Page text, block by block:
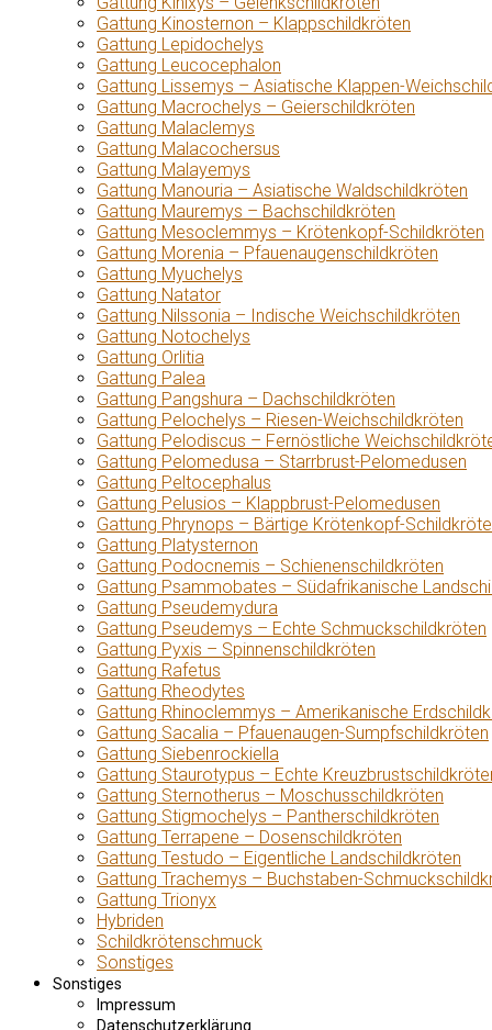
Gattung Kinosternon – Klappschildkröten
Gattung Lepidochelys
Gattung Leucocephalon
Gattung Lissemys – Asiatische Klappen-
Gattung Macrochelys – Geierschildkröten
Gattung Malaclemys
Gattung Malacochersus
Gattung Malayemys
Gattung Manouria – Asiatische Waldschildkröten
Gattung Mauremys – Bachschildkröten
Gattung Mesoclemmys – Krötenkopf-Schildkröten
Gattung Morenia – Pfauenaugenschildkröten
Gattung Myuchelys
Gattung Natator
Gattung Nilssonia – Indische Weichschildkröten
Gattung Notochelys
Gattung Orlitia
Gattung Palea
Gattung Pangshura – Dachschildkröten
Gattung Pelochelys – Riesen-Weichschildkröten
Gattung Pelodiscus – Fernöstliche
Gattung Pelomedusa – Starrbrust-Pelomedusen
Gattung Peltocephalus
Gattung Pelusios – Klappbrust-Pelomedusen
Gattung Phrynops – Bärtige Krötenkopf-
Gattung Platysternon
Gattung Podocnemis – Schienenschildkröten
Gattung Psammobates – Südafrikanische
Gattung Pseudemydura
Gattung Pseudemys – Echte Schmuckschildkröten
Gattung Pyxis – Spinnenschildkröten
Gattung Rafetus
Gattung Rheodytes
Gattung Rhinoclemmys – Amerikanische
Gattung Sacalia – Pfauenaugen-Sumpfschildkröten
Gattung Siebenrockiella
Gattung Staurotypus – Echte
Gattung Sternotherus – Moschusschildkröten
Gattung Stigmochelys – Pantherschildkröten
Gattung Terrapene – Dosenschildkröten
Gattung Testudo – Eigentliche Landschildkröten
Gattung Trachemys – Buchstaben-
Gattung Trionyx
Hybriden
Schildkrötenschmuck
Sonstiges
Sonstiges
Impressum
Datenschutzerklärung